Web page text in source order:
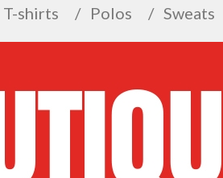
T-shirts Polos Sweats